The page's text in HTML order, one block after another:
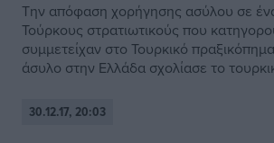
Την απόφαση χορήγησης ασύλου σε
Τούρκους στρατιωτικούς που
συμμετείχαν στο Τουρκικό
άσυλο στην Ελλάδα σχολίασε το
30.12.17, 20:03